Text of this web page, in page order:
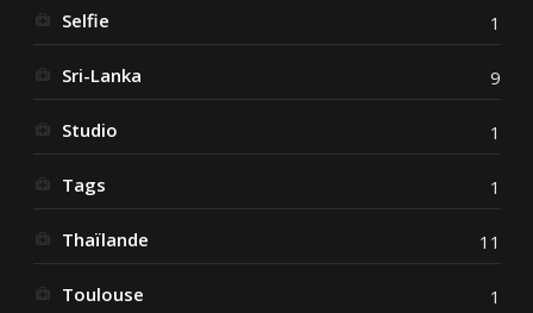
Selfie 1
Sri-Lanka 9
Studio 1
Tags 1
Thaïlande 11
Toulouse 1